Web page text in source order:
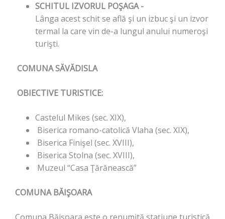
SCHITUL IZVORUL POŞAGA -
Lânga acest schit se află şi un izbuc şi un izvor
termal la care vin de-a lungul anului numeroşi
turişti.
COMUNA SĂVĂDISLA
OBIECTIVE TURISTICE:
Castelul Mikes (sec. XIX),
Biserica romano-catolică Vlaha (sec. XIX),
Biserica Finişel (sec. XVIII),
Biserica Stolna (sec. XVIII),
Muzeul “Casa Ţărănească”
COMUNA BĂIŞOARA